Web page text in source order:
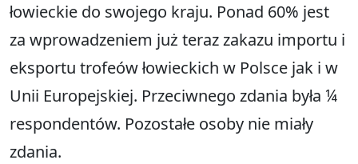
łowieckie do swojego kraju. Ponad 60% jest
za wprowadzeniem już teraz zakazu importu i
eksportu trofeów łowieckich w Polsce jak i w
Unii Europejskiej. Przeciwnego zdania była ¼
respondentów. Pozostałe osoby nie miały
zdania.